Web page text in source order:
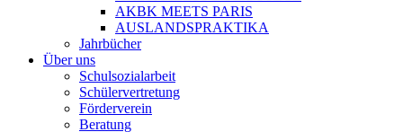
AKBK MEETS PARIS
AUSLANDSPRAKTIKA
Jahrbücher
Über uns
Schulsozialarbeit
Schülervertretung
Förderverein
Beratung